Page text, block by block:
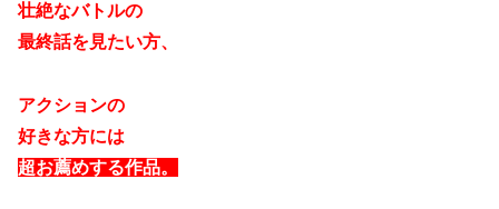
壮絶なバトルの
最終話を見たい方、
アクションの
好きな方には
超お薦めする作品。